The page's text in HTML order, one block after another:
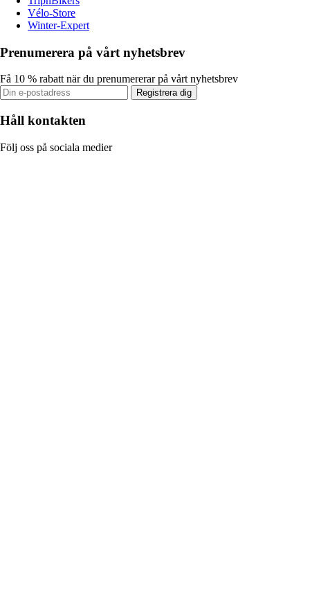
Vélo-Store
Winter-Expert
Prenumerera på vårt nyhetsbrev
Få 10 % rabatt när du prenumererar på vårt nyhetsbrev
Registrera dig
Håll kontakten
Följ oss på sociala medier